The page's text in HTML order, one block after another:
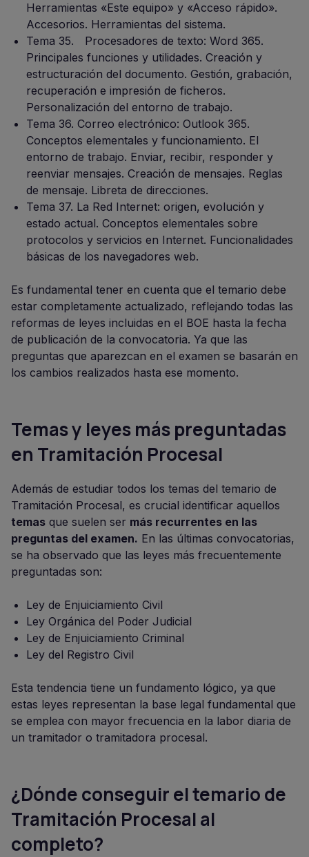
Herramientas «Este equipo» y «Acceso rápido».
Accesorios. Herramientas del sistema.
Tema 35. Procesadores de texto: Word 365.
Principales funciones y utilidades. Creación y
estructuración del documento. Gestión, grabación,
recuperación e impresión de ficheros.
Personalización del entorno de trabajo.
Tema 36. Correo electrónico: Outlook 365.
Conceptos elementales y funcionamiento. El
entorno de trabajo. Enviar, recibir, responder y
reenviar mensajes. Creación de mensajes. Reglas
de mensaje. Libreta de direcciones.
Tema 37. La Red Internet: origen, evolución y
estado actual. Conceptos elementales sobre
protocolos y servicios en Internet. Funcionalidades
básicas de los navegadores web.
Es fundamental tener en cuenta que el temario debe
estar completamente actualizado, reflejando todas las
reformas de leyes incluidas en el BOE hasta la fecha
de publicación de la convocatoria. Ya que las
preguntas que aparezcan en el examen se basarán en
los cambios realizados hasta ese momento.
Temas y leyes más preguntadas
en Tramitación Procesal
Además de estudiar todos los temas del temario de
Tramitación Procesal, es crucial identificar aquellos
temas que suelen ser más recurrentes en las
preguntas del examen. En las últimas convocatorias,
se ha observado que las leyes más frecuentemente
preguntadas son:
Ley de Enjuiciamiento Civil
Ley Orgánica del Poder Judicial
Ley de Enjuiciamiento Criminal
Ley del Registro Civil
Esta tendencia tiene un fundamento lógico, ya que
estas leyes representan la base legal fundamental que
se emplea con mayor frecuencia en la labor diaria de
un tramitador o tramitadora procesal.
¿Dónde conseguir el temario de
Tramitación Procesal al
completo?